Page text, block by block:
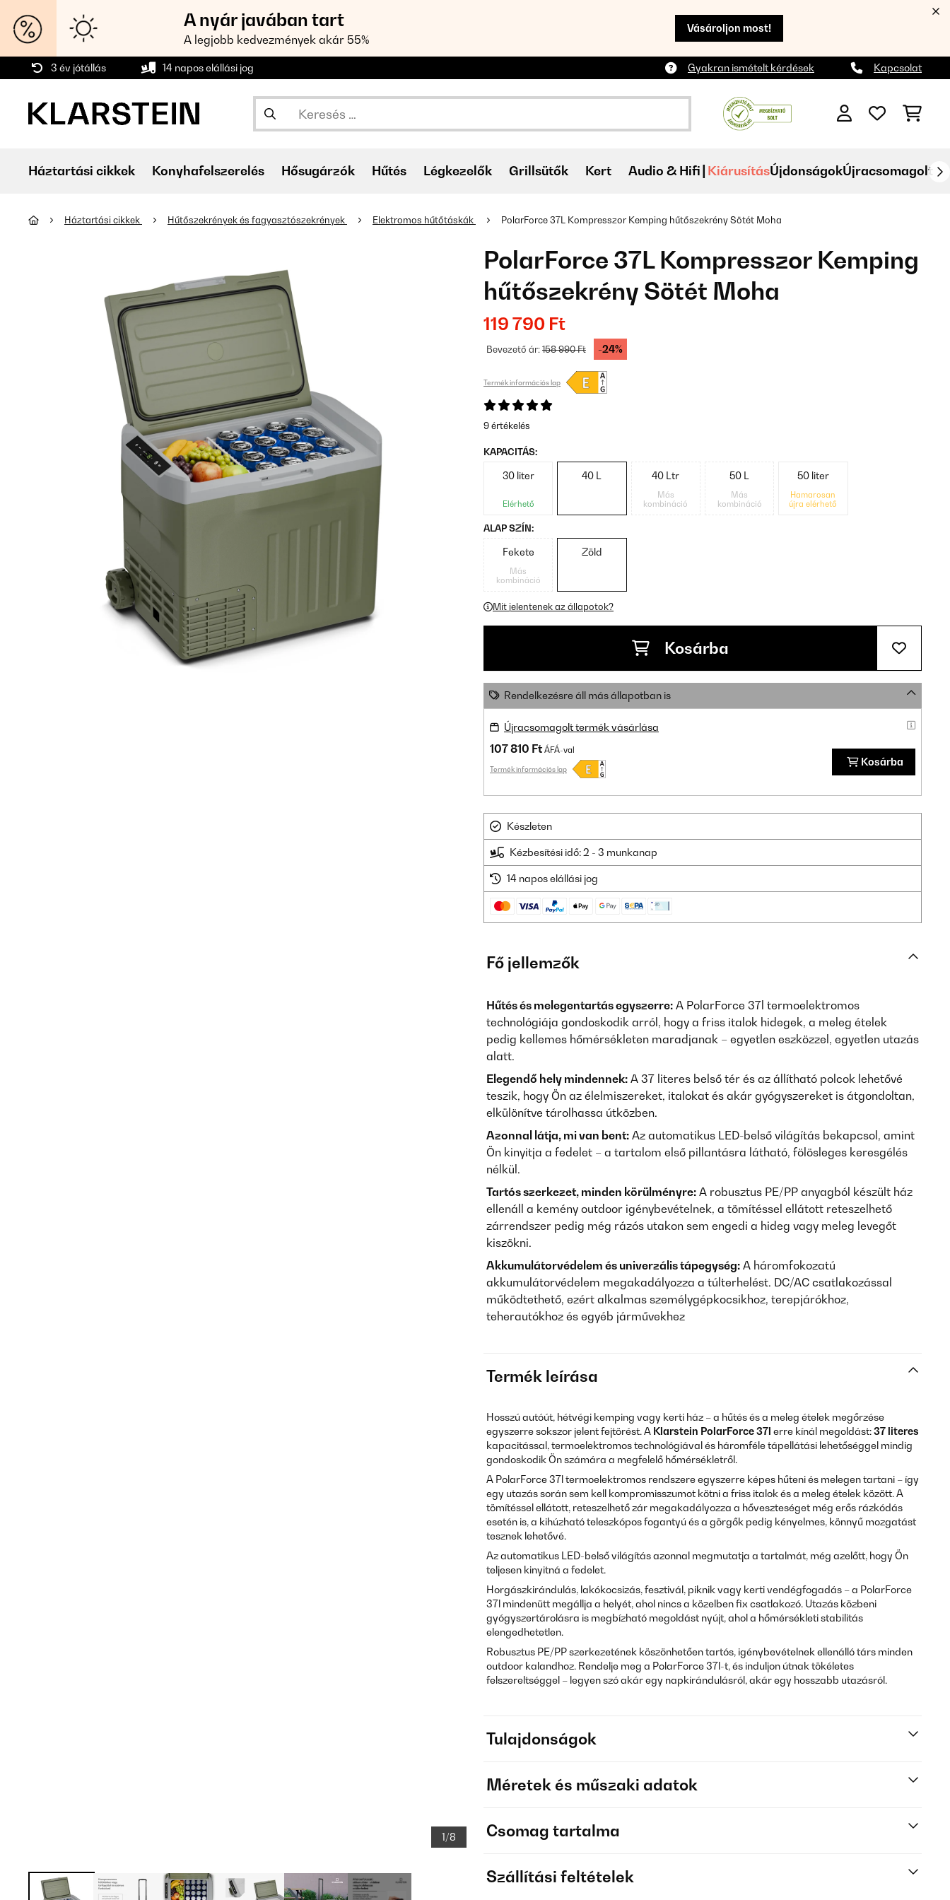
A nyár javában tart
A legjobb kedvezmények akár 55%
Vásároljon most!
3 év jótállás 14 napos elállási jog Gyakran ismételt kérdések Kapcsolat
Háztartási cikkek Konyhafelszerelés Hősugárzók Hűtés Légkezelők Grillsütők Kert Audio & Hifi KiárusításÚjdonságokÚjracsomagolt
Háztartási cikkek Hűtőszekrények és fagyasztószekrények Elektromos hűtőtáskák PolarForce 37L Kompresszor Kemping hűtőszekrény Sötét Moha
1/8
PolarForce 37L Kompresszor Kemping
hűtőszekrény Sötét Moha
119 790 Ft
Bevezető ár:158 990 Ft -24%
Termék információs lap
9 értékelés
KAPACITÁS:
30 liter
Elérhető
40 L 40 Ltr
Más
kombináció
50 L
Más
kombináció
50 liter
Hamarosan
újra elérhető
ALAP SZÍN:
Fekete
Más
kombináció
Zöld
Mit jelentenek az állapotok?
Kosárba
Rendelkezésre áll más állapotban is
Újracsomagolt termék vásárlása
107 810 Ft ÁFÁ-val
Termék információs lap
Kosárba
Készleten
Kézbesítési idő: 2 - 3 munkanap
14 napos elállási jog
Fő jellemzők
Hűtés és melegentartás egyszerre: A PolarForce 37l termoelektromos
technológiája gondoskodik arról, hogy a friss italok hidegek, a meleg ételek
pedig kellemes hőmérsékleten maradjanak – egyetlen eszközzel, egyetlen utazás
alatt.
Elegendő hely mindennek: A 37 literes belső tér és az állítható polcok lehetővé
teszik, hogy Ön az élelmiszereket, italokat és akár gyógyszereket is átgondoltan,
elkülönítve tárolhassa útközben.
Azonnal látja, mi van bent: Az automatikus LED-belső világítás bekapcsol, amint
Ön kinyitja a fedelet – a tartalom első pillantásra látható, fölösleges keresgélés
nélkül.
Tartós szerkezet, minden körülményre: A robusztus PE/PP anyagból készült ház
ellenáll a kemény outdoor igénybevételnek, a tömítéssel ellátott reteszelhető
zárrendszer pedig még rázós utakon sem engedi a hideg vagy meleg levegőt
kiszökni.
Akkumulátorvédelem és univerzális tápegység: A háromfokozatú
akkumulátorvédelem megakadályozza a túlterhelést. DC/AC csatlakozással
működtethető, ezért alkalmas személygépkocsikhoz, terepjárókhoz,
teherautókhoz és egyéb járművekhez
Termék leírása
Hosszú autóút, hétvégi kemping vagy kerti ház – a hűtés és a meleg ételek megőrzése
egyszerre sokszor jelent fejtörést. A Klarstein PolarForce 37l erre kínál megoldást:37 literes
kapacitással, termoelektromos technológiával és háromféle tápellátási lehetőséggel mindig
gondoskodik Ön számára a megfelelő hőmérsékletről.
A PolarForce 37l termoelektromos rendszere egyszerre képes hűteni és melegen tartani – így
egy utazás során sem kell kompromisszumot kötni a friss italok és a meleg ételek között. A
tömítéssel ellátott, reteszelhető zár megakadályozza a hőveszteséget még erős rázkódás
esetén is, a kihúzható teleszkópos fogantyú és a görgők pedig kényelmes, könnyű mozgatást
tesznek lehetővé.
Az automatikus LED-belső világítás azonnal megmutatja a tartalmát, még azelőtt, hogy Ön
teljesen kinyitná a fedelet.
Horgászkirándulás, lakókocsizás, fesztivál, piknik vagy kerti vendégfogadás – a PolarForce
37l mindenütt megállja a helyét, ahol nincs a közelben fix csatlakozó. Utazás közbeni
gyógyszertárolásra is megbízható megoldást nyújt, ahol a hőmérsékleti stabilitás
elengedhetetlen.
Robusztus PE/PP szerkezetének köszönhetően tartós, igénybevételnek ellenálló társ minden
outdoor kalandhoz. Rendelje meg a PolarForce 37l-t, és induljon útnak tökéletes
felszereltséggel – legyen szó akár egy napkirándulásról, akár egy hosszabb utazásról.
Tulajdonságok
Méretek és műszaki adatok
Csomag tartalma
Szállítási feltételek